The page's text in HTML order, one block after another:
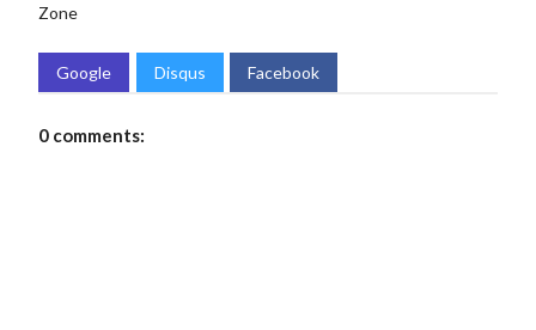
Zone
Google Disqus Facebook
0 comments: